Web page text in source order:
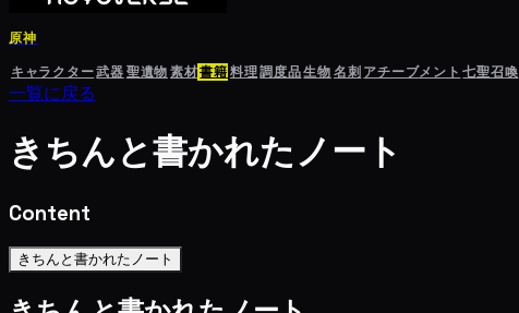
原神
キャラクター武器聖遺物素材書籍料理調度品生物名刺 アチーブメント 七聖召喚
一覧に戻る
きちんと書かれたノート
Content
きちんと書かれたノート